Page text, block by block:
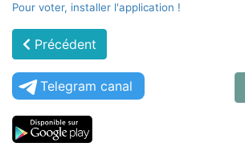
Pour voter, installer l'application !
Précédent
Telegram canal